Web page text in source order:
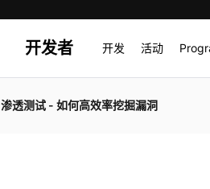
开发者 开发 活动
渗透测试 - 如何高效率挖掘漏洞